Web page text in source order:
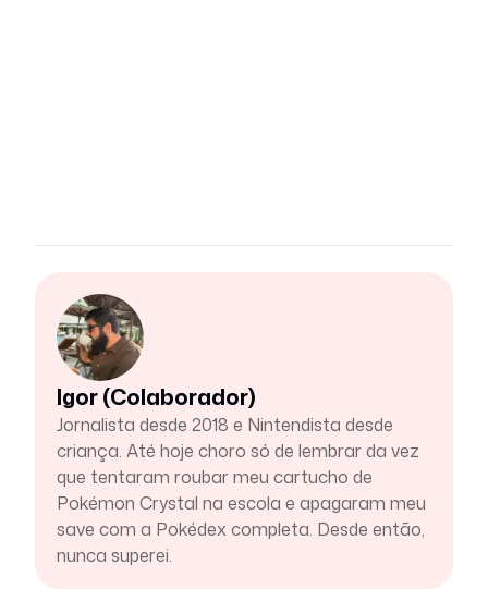
Igor (Colaborador)
Jornalista desde 2018 e Nintendista desde
criança. Até hoje choro só de lembrar da vez
que tentaram roubar meu cartucho de
Pokémon Crystal na escola e apagaram meu
save com a Pokédex completa. Desde então,
nunca superei.